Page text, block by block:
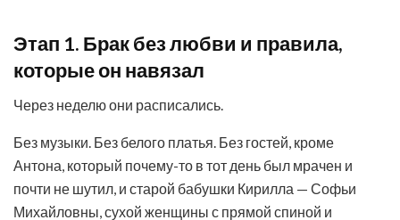
Этап 1. Брак без любви и правила,
которые он навязал
Через неделю они расписались.
Без музыки. Без белого платья. Без гостей, кроме
Антона, который почему-то в тот день был мрачен и
почти не шутил, и старой бабушки Кирилла — Софьи
Михайловны, сухой женщины с прямой спиной и